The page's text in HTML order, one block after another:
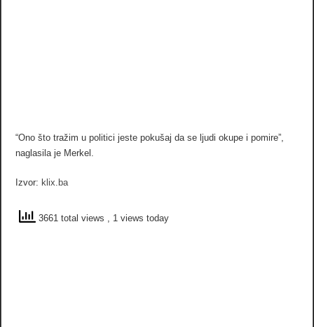
“Ono što tražim u politici jeste pokušaj da se ljudi okupe i pomire”,
naglasila je Merkel.
Izvor: klix.ba
3661 total views , 1 views today